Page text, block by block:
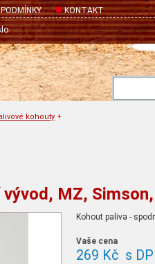
KONTAKT
kohouty +
MZ,
Kohout paliva -
Vaše cena
269 Kč s